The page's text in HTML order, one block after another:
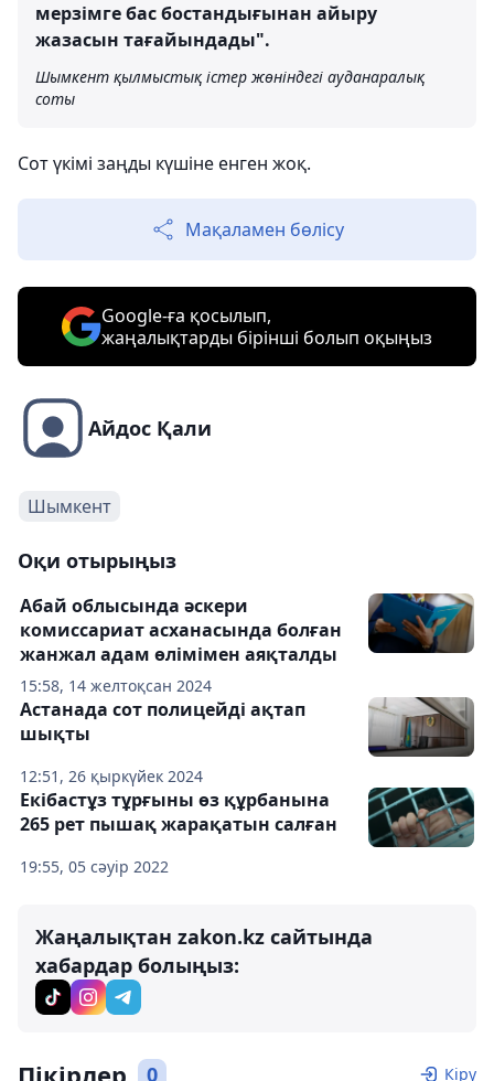
мерзімге бас бостандығынан айыру
жазасын тағайындады".
Шымкент қылмыстық істер жөніндегі ауданаралық
соты
Сот үкімі заңды күшіне енген жоқ.
Мақаламен бөлісу
Google-ға қосылып,
жаңалықтарды бірінші болып оқыңыз
Айдос Қали
Шымкент
Оқи отырыңыз
15:58, 14 желтоқсан 2024
Абай облысында әскери
комиссариат асханасында болған
жанжал адам өлімімен аяқталды
12:51, 26 қыркүйек 2024
Астанада сот полицейді ақтап
шықты
19:55, 05 сәуір 2022
Екібастұз тұрғыны өз құрбанына
265 рет пышақ жарақатын салған
Жаңалықтан zakon.kz сайтында
хабардар болыңыз:
Пікірлер 0 Кіру